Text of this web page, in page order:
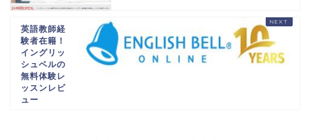
英語教師経
験者在籍！
イングリッ
シュベルの
無料体験レ
ッスンレビ
ュー